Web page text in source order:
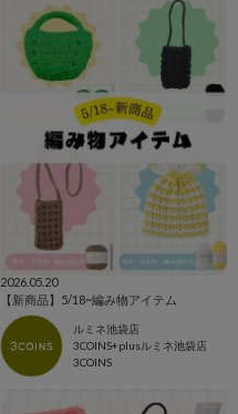
2026.05.20
【新商品】5/18~編み物アイテム
ルミネ池袋店
3COINS+plusルミネ池袋店
3COINS